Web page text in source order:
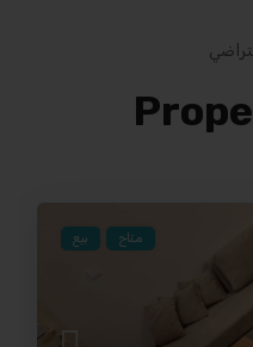
بيع متاح